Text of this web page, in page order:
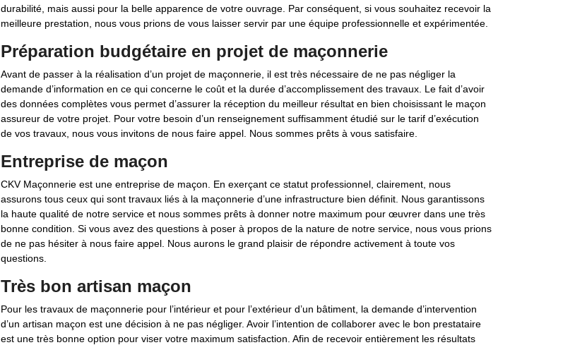
durabilité, mais aussi pour la belle apparence de votre ouvrage. Par conséquent, si vous souhaitez recevoir la
meilleure prestation, nous vous prions de vous laisser servir par une équipe professionnelle et expérimentée.
Préparation budgétaire en projet de maçonnerie
Avant de passer à la réalisation d’un projet de maçonnerie, il est très nécessaire de ne pas négliger la
demande d’information en ce qui concerne le coût et la durée d’accomplissement des travaux. Le fait d’avoir
des données complètes vous permet d’assurer la réception du meilleur résultat en bien choisissant le maçon
assureur de votre projet. Pour votre besoin d’un renseignement suffisamment étudié sur le tarif d’exécution
de vos travaux, nous vous invitons de nous faire appel. Nous sommes prêts à vous satisfaire.
Entreprise de maçon
CKV Maçonnerie est une entreprise de maçon. En exerçant ce statut professionnel, clairement, nous
assurons tous ceux qui sont travaux liés à la maçonnerie d’une infrastructure bien définit. Nous garantissons
la haute qualité de notre service et nous sommes prêts à donner notre maximum pour œuvrer dans une très
bonne condition. Si vous avez des questions à poser à propos de la nature de notre service, nous vous prions
de ne pas hésiter à nous faire appel. Nous aurons le grand plaisir de répondre activement à toute vos
questions.
Très bon artisan maçon
Pour les travaux de maçonnerie pour l’intérieur et pour l’extérieur d’un bâtiment, la demande d’intervention
d’un artisan maçon est une décision à ne pas négliger. Avoir l’intention de collaborer avec le bon prestataire
est une très bonne option pour viser votre maximum satisfaction. Afin de recevoir entièrement les résultats